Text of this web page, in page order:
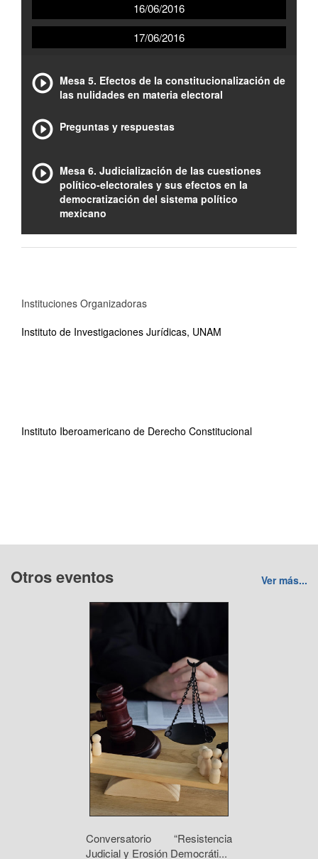
16/06/2016
17/06/2016
Mesa 5. Efectos de la constitucionalización de
las nulidades en materia electoral
Preguntas y respuestas
Mesa 6. Judicialización de las cuestiones
político-electorales y sus efectos en la
democratización del sistema político
mexicano
Instituciones Organizadoras
Instituto de Investigaciones Jurídicas, UNAM
Instituto Iberoamericano de Derecho Constitucional
Otros eventos Ver más...
Conversatorio “Resistencia
Judicial y Erosión Democráti...